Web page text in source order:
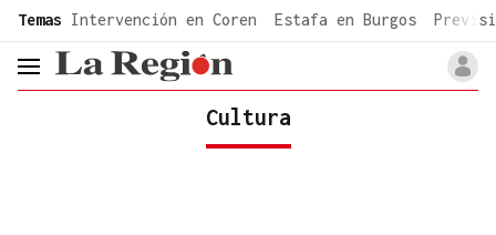
common.go-to-content
Temas Intervención en Coren Estafa en Burgos
header.menu.open
Cultura